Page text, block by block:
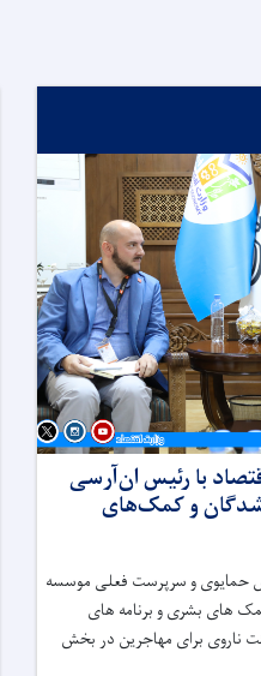
با رئیس ان‌آر‌سی
و کمک‌های
حمایوی و سرپرست فعلی موسسه
های بشری و برنامه های
ناروی برای مهاجرین در بخش